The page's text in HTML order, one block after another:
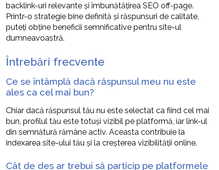
backlink-uri relevante și îmbunătățirea SEO off-page.
Printr-o strategie bine definită și răspunsuri de calitate,
puteți obține beneficii semnificative pentru site-ul
dumneavoastră.
Întrebări frecvente
Ce se întâmplă dacă răspunsul meu nu este
ales ca cel mai bun?
Chiar dacă răspunsul tău nu este selectat ca fiind cel mai
bun, profilul tău este totuși vizibil pe platformă, iar link-ul
din semnătură rămâne activ. Aceasta contribuie la
indexarea site-ului tău și la creșterea vizibilității online.
Cât de des ar trebui să particip pe platformele